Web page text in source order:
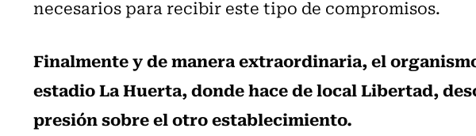
necesarios para recibir este tipo de compromisos.
Finalmente y de manera extraordinaria, el
estadio La Huerta, donde hace de local Libertad,
presión sobre el otro establecimiento.